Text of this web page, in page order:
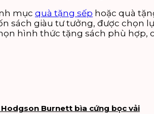
mục quà tặng sếp hoặc quà
sách giàu tư tưởng, được chọn
hình thức tặng sách phù hợp,
Hodgson Burnett bìa cứng bọc vải